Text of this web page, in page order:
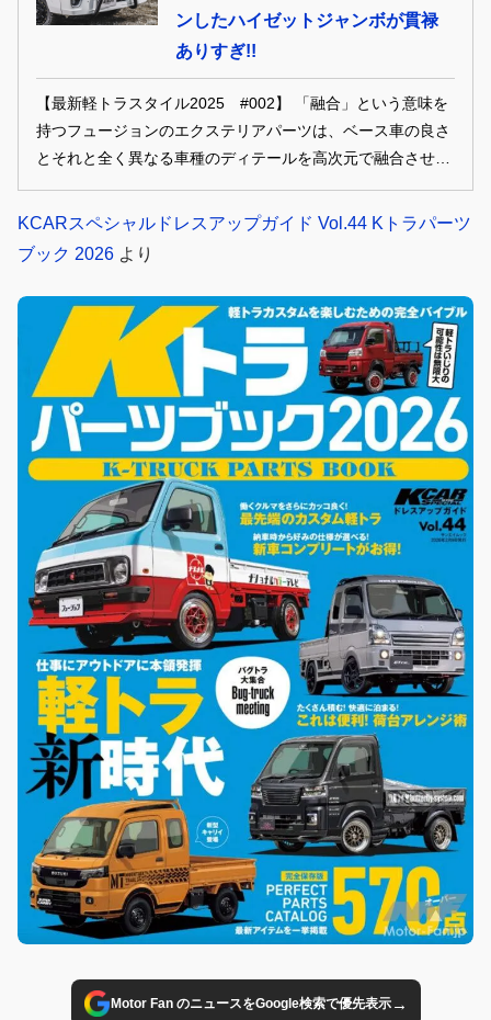
ンしたハイゼットジャンボが貫禄
ありすぎ!!
【最新軽トラスタイル2025 #002】 「融合」という意味を
持つフュージョンのエクステリアパーツは、ベース車の良さ
とそれと全く異なる車種のディテールを高次元で融合させる
ゼットトラック、そしてクラシカルな人気車種をオマージュ
KCARスペシャルドレスアップガイド Vol.44 Kトラパーツ
ブック 2026 より
Motor Fan のニュースをGoogle検索で優先表示→